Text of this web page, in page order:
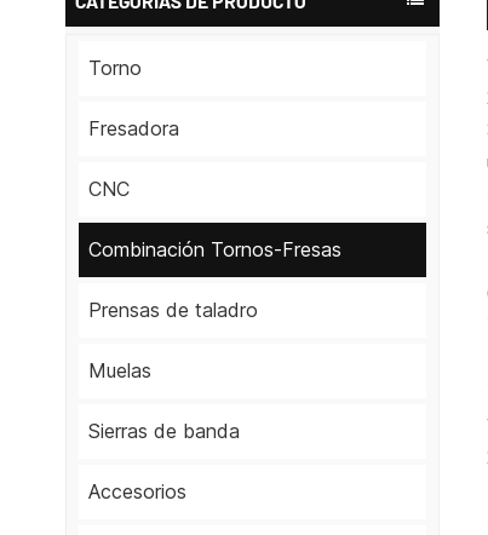
Torno
Fresadora
CNC
Combinación Tornos-Fresas
Prensas de taladro
Muelas
Sierras de banda
Accesorios